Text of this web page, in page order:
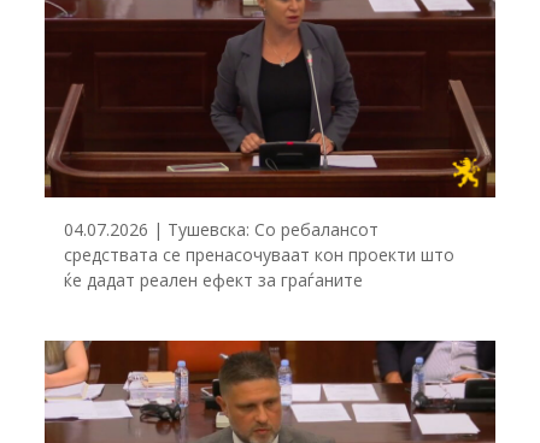
04.07.2026 | Тушевска: Со ребалансот
средствата се пренасочуваат кон проекти што
ќе дадат реален ефект за граѓаните